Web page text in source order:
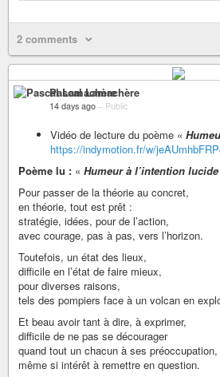
2 comments
Pascal Lamachère
14 days ago – Public
Vidéo de lecture du poème «
https://indymotion.fr/w/
Poème lu : « Humeur à l’intention lucide
Pour passer de la théorie au concret,
en théorie, tout est prêt :
stratégie, idées, pour de l’action,
avec courage, pas à pas, vers l’horizon.
Toutefois, un état des lieux,
difficile en l’état de faire mieux,
pour diverses raisons,
tels des pompiers face à un volcan en
Et beau avoir tant à dire, à exprimer,
difficile de ne pas se décourager
quand tout un chacun à ses préoccupation,
même si intérêt à remettre en question.